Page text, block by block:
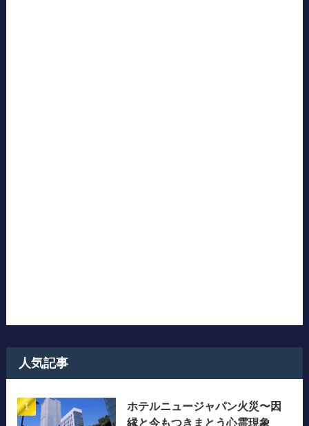
人気記事
ホテルニュージャパン火災〜因
縁と今もつきまとう心霊現象